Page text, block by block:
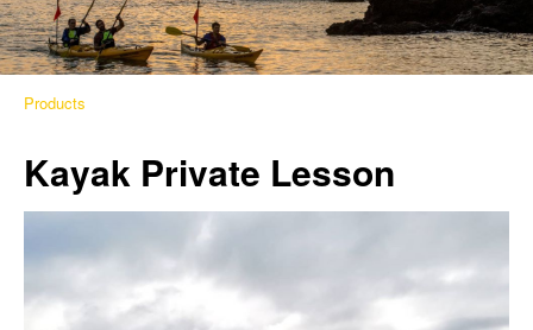
Products
Kayak Private Lesson